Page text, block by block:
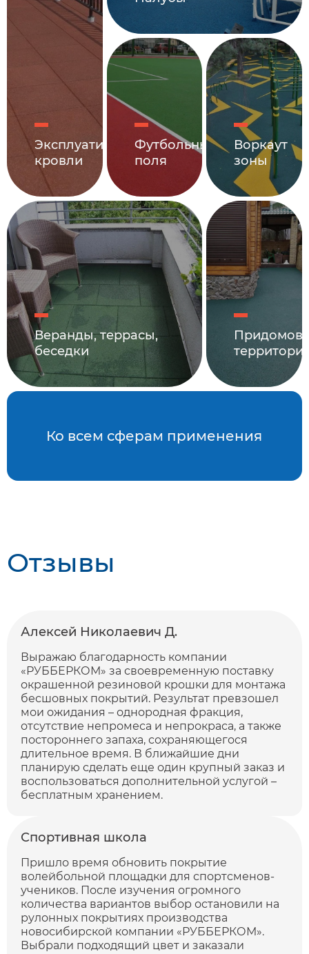
Эксплуатируемые
кровли
Футбольные
поля
Воркаут
зоны
Веранды, террасы,
беседки
Ко всем сферам применения
Отзывы
Алексей Николаевич Д.
Выражаю благодарность компании
«РУББЕРКОМ» за своевременную поставку
окрашенной резиновой крошки для монтажа
бесшовных покрытий. Результат превзошел
мои ожидания – однородная фракция,
отсутствие непромеса и непрокраса, а также
постороннего запаха, сохраняющегося
длительное время. В ближайшие дни
планирую сделать еще один крупный заказ и
воспользоваться дополнительной услугой –
бесплатным хранением.
Спортивная школа
Пришло время обновить покрытие
волейбольной площадки для спортсменов-
учеников. После изучения огромного
количества вариантов выбор остановили на
рулонных покрытиях производства
новосибирской компании «РУББЕРКОМ».
Выбрали подходящий цвет и заказали